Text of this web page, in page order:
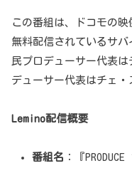
この番組は、ドコモの
無料配信されているサ
民プロデューサー代表
デューサー代表はチェ・
Lemino配信概要
番組名 ：『